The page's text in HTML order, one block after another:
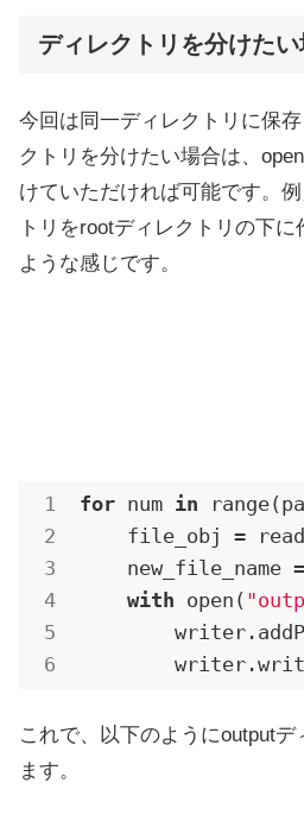
ディレクトリを分けた
今回は同一ディレクトリに保
クトリを分けたい場合は、
けていただければ可能です。
トリをrootディレクトリの下
ような感じです。
for num in
file_obj =
    new_file_name =
with open(
これで、以下のようにoutput
ます。